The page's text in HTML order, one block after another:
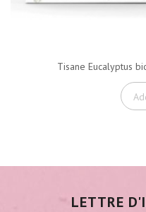
Tisane Eucalyptus
LETTRE